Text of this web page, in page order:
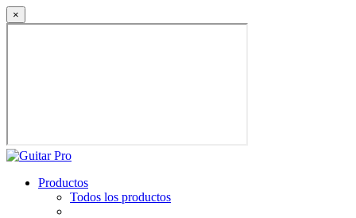
×
Productos
Todos los productos